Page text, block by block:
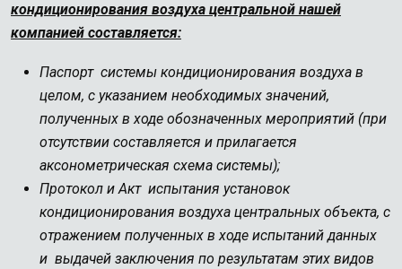
кондиционирования воздуха центральной нашей
компанией составляется:
Паспорт системы кондиционирования воздуха в
целом, с указанием необходимых значений,
полученных в ходе обозначенных мероприятий (при
отсутствии составляется и прилагается
аксонометрическая схема системы);
Протокол и Акт испытания установок
кондиционирования воздуха центральных объекта, с
отражением полученных в ходе испытаний данных
и выдачей заключения по результатам этих видов